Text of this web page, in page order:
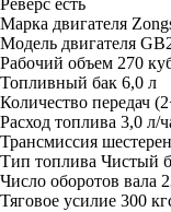
Реверс есть
Марка двигателя
Модель двигателя
Рабочий объем 270
Топливный бак 6,0 л
Количество передач
Расход топлива 3,0 л/
Трансмиссия
Тип топлива Чистый
Число оборотов вала
Тяговое усилие 300